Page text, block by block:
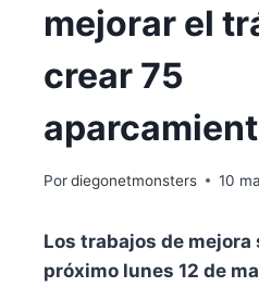
mejorar el
crear 75
Pordiegonetmonsters 10
Los trabajos de mejora
próximo lunes 12 de